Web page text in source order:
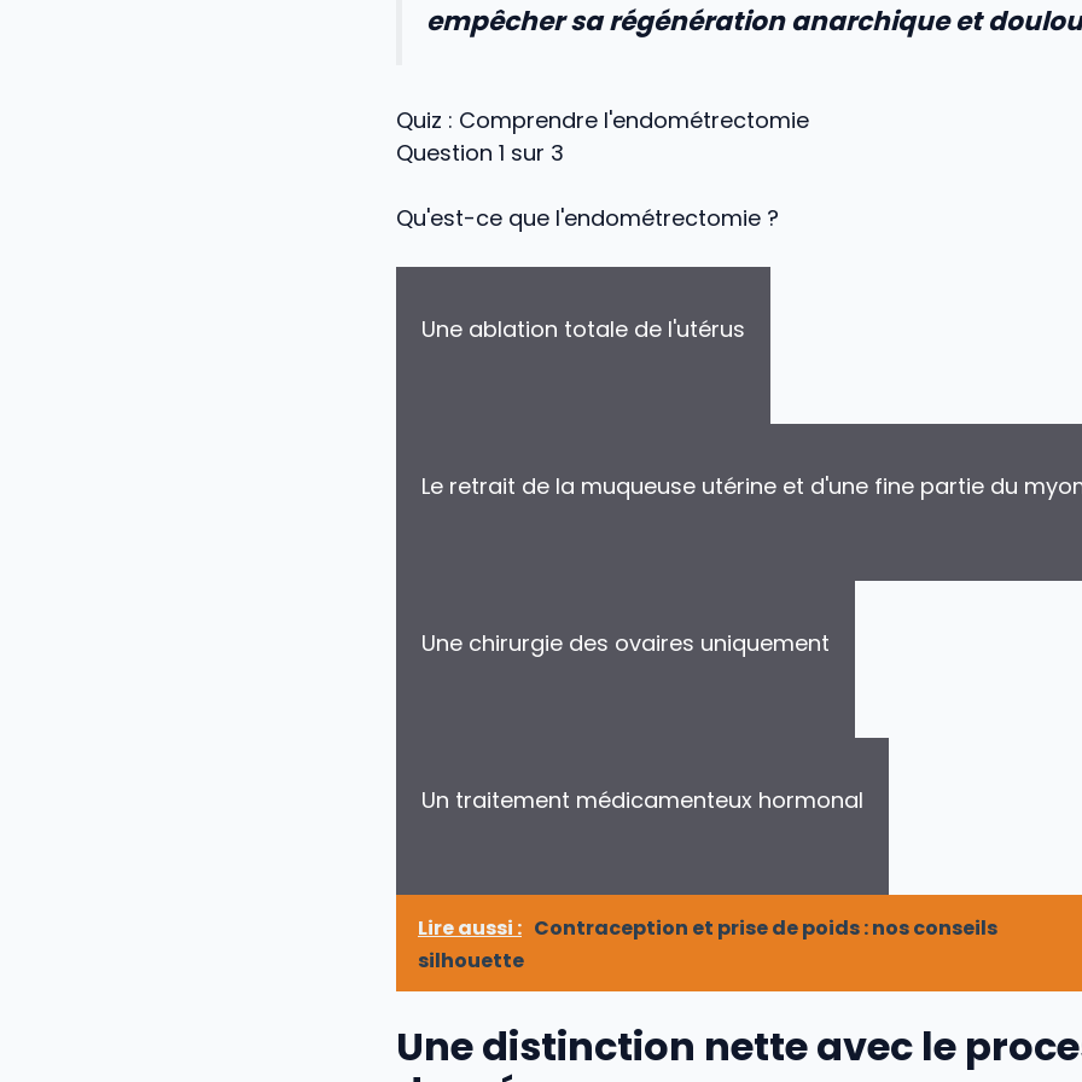
empêcher sa régénération anarchique et
Quiz : Comprendre l'endométrectomie
Question 1 sur 3
Qu'est-ce que l'endométrectomie ?
Une ablation totale de l'utérus
Le retrait de la muqueuse utérine et d'une fine partie du
Une chirurgie des ovaires uniquement
Un traitement médicamenteux hormonal
Lire aussi : Contraception et prise de poids : nos conseils
silhouette
Une distinction nette avec le